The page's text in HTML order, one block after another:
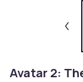
Avatar 2: